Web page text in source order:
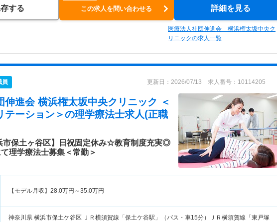
する この求人を問い合わせる 詳細を見る
医療法人社団伸進会 横浜権太坂中央ク
リニックの求人一覧
員 更新日：2026/07/13 求人番号：10114205
伸進会 横浜権太坂中央クリニック ＜
テーション＞の理学療法士求人(正職
市保土ヶ谷区】日祝固定休み☆教育制度充実◎
理学療法士募集＜常勤＞
【モデル月収】 28.0万円～35.0万円
神奈川県 横浜市保土ケ谷区 ＪＲ横須賀線「保土ケ谷駅」（バス・車15分）ＪＲ横須賀線「東戸塚